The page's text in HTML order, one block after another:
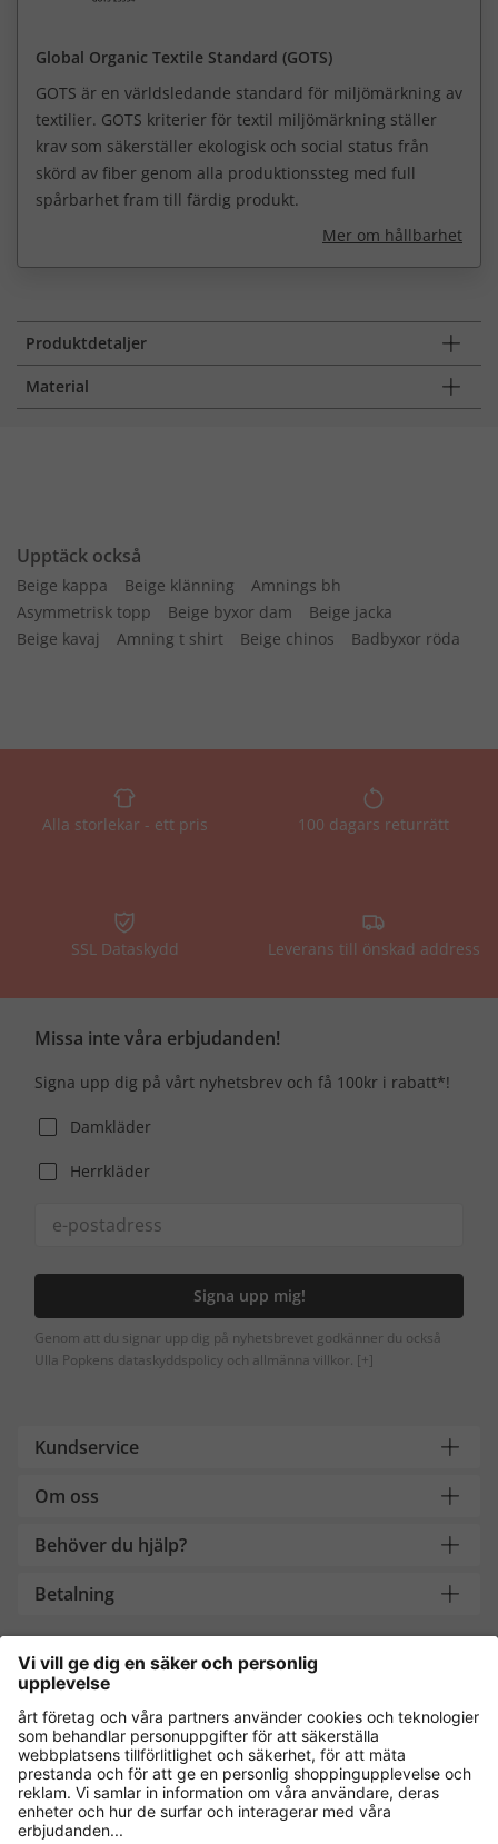
Global Organic Textile Standard (GOTS)
GOTS är en världsledande standard för miljömärkning av
textilier. GOTS kriterier för textil miljömärkning ställer
krav som säkerställer ekologisk och social status från
skörd av fiber genom alla produktionssteg med full
spårbarhet fram till färdig produkt.
Mer om hållbarhet
Produktdetaljer
Material
Upptäck också
Beige kappa Beige klänning
Amnings bh
Asymmetrisk topp
Beige byxor dam
Beige jacka
Beige kavaj
Amning t shirt Beige chinos Badbyxor röda
Alla storlekar - ett pris 100 dagars returrätt
SSL Dataskydd Leverans till önskad address
Missa inte våra erbjudanden!
Signa upp dig på vårt nyhetsbrev och få 100kr i rabatt*!
Damkläder
Herrkläder
Signa upp mig!
Genom att du signar upp dig på nyhetsbrevet godkänner du också
Ulla Popkens dataskyddspolicy och allmänna villkor. [+]
Kundservice
Om oss
Behöver du hjälp?
Betalning
Handla säkert med
Andra onlinebutiker
Sverige